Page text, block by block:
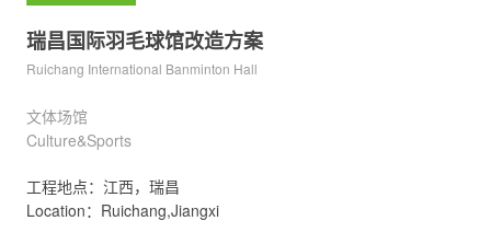
瑞昌国际羽毛球馆改造方案
Ruichang International Banminton Hall
文体场馆
Culture&Sports
工程地点：江西，瑞昌
Location：Ruichang,Jiangxi